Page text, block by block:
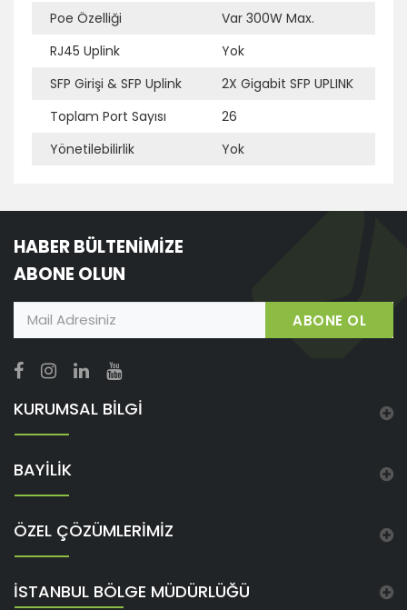
Poe Özelliği
Var 300W Max.
RJ45 Uplink
Yok
SFP Girişi & SFP Uplink
2X Gigabit SFP UPLINK
Toplam Port Sayısı
26
Yönetilebilirlik
Yok
HABER BÜLTENİMİZE
ABONE OLUN
ABONE OL
KURUMSAL BİLGİ
BAYİLİK
ÖZEL ÇÖZÜMLERİMİZ
İSTANBUL BÖLGE MÜDÜRLÜĞÜ